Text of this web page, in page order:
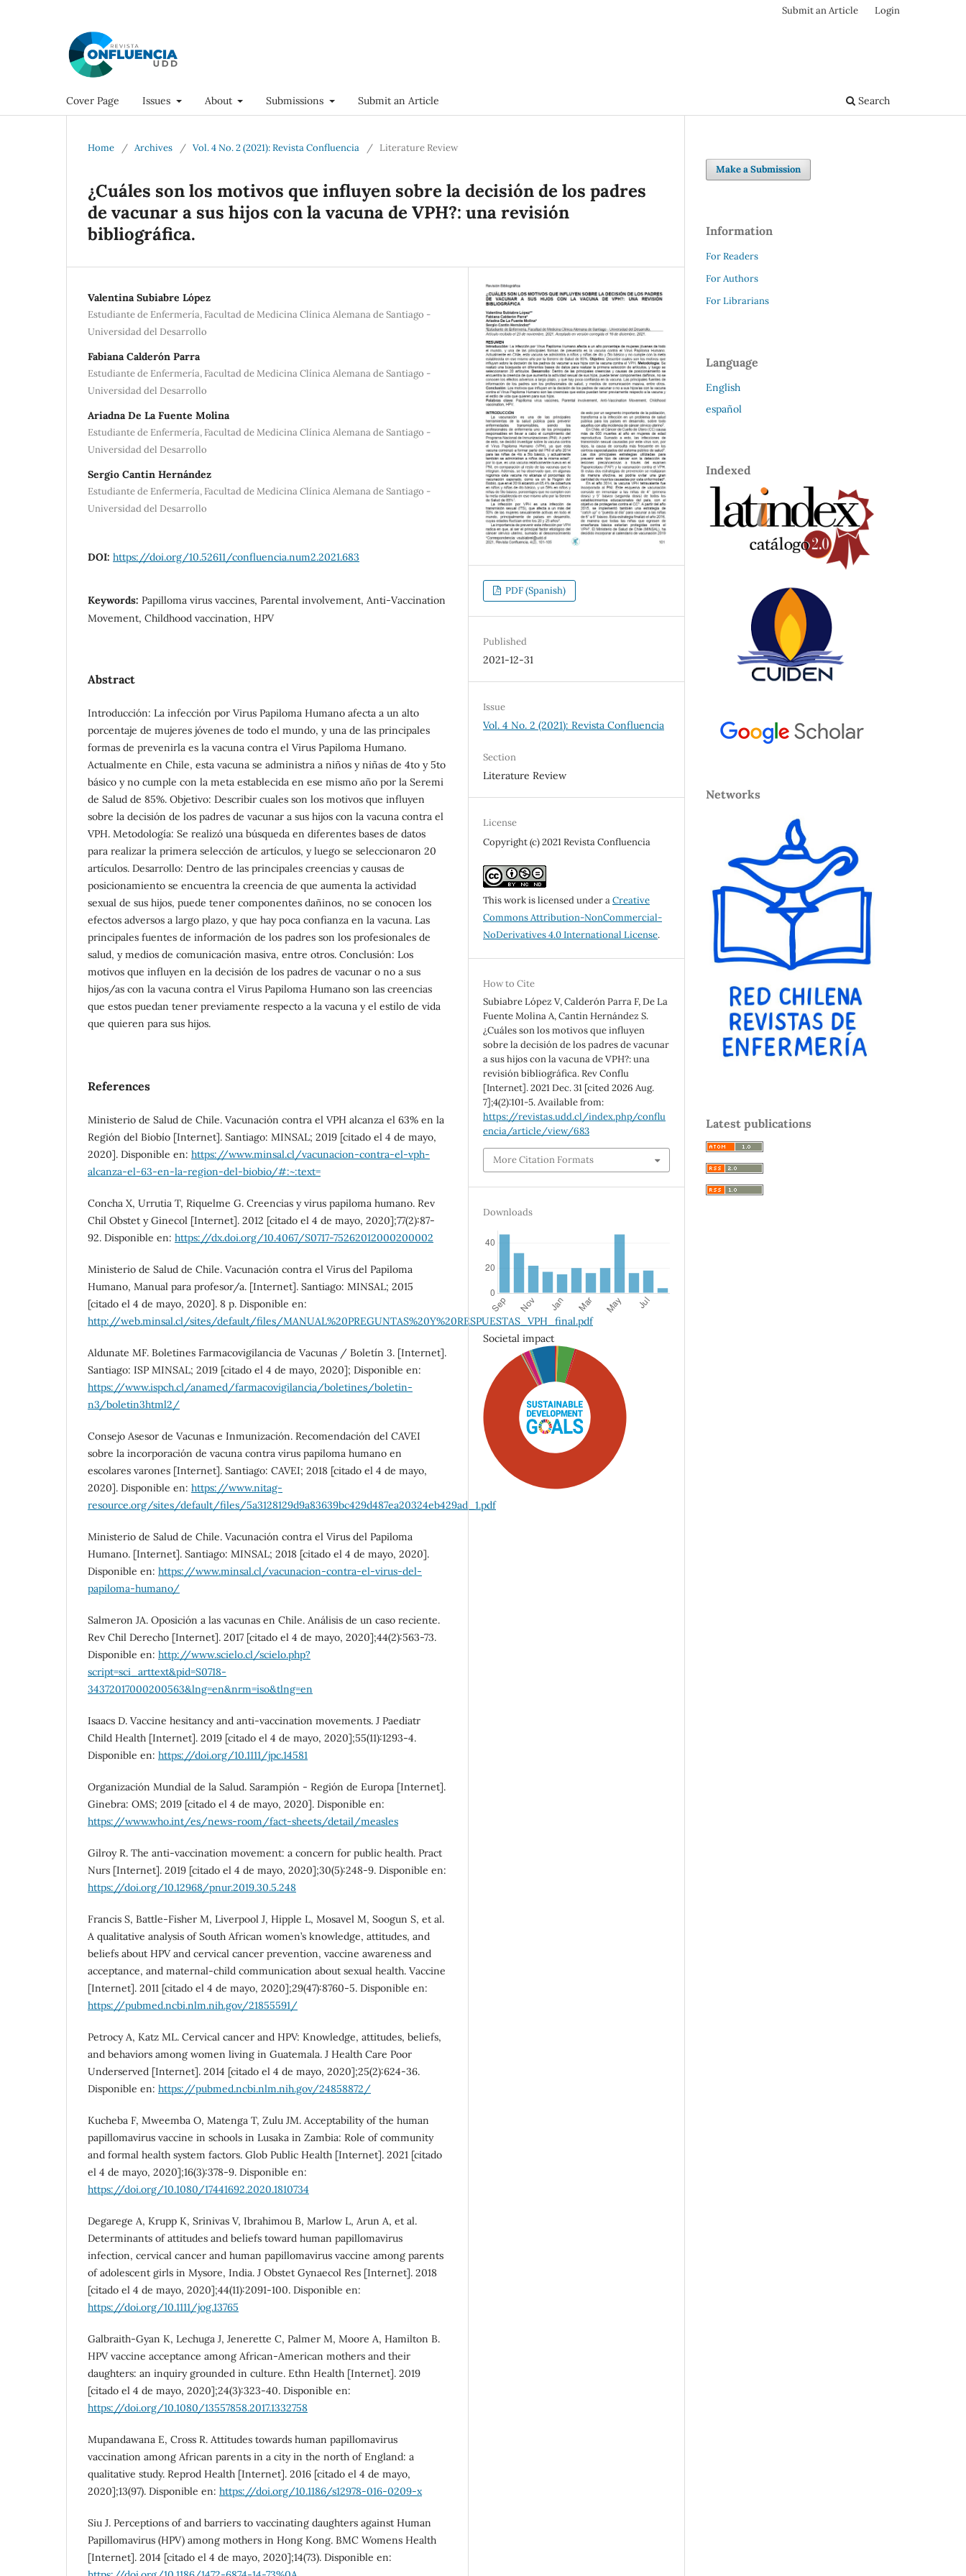
Cover Page Issues About Submissions Submit an Article Search
Submit an Article Login
Home / Archives / Vol. 4 No. 2 (2021): Revista Confluencia / Literature Review
¿Cuáles son los motivos que influyen sobre la decisión de los padres
de vacunar a sus hijos con la vacuna de VPH?: una revisión
bibliográfica.
Valentina Subiabre López
Estudiante de Enfermería, Facultad de Medicina Clínica Alemana de Santiago -
Universidad del Desarrollo
Fabiana Calderón Parra
Estudiante de Enfermería, Facultad de Medicina Clínica Alemana de Santiago -
Universidad del Desarrollo
Ariadna De La Fuente Molina
Estudiante de Enfermería, Facultad de Medicina Clínica Alemana de Santiago -
Universidad del Desarrollo
Sergio Cantin Hernández
Estudiante de Enfermería, Facultad de Medicina Clínica Alemana de Santiago -
Universidad del Desarrollo
DOI: https://doi.org/10.52611/confluencia.num2.2021.683
Keywords: Papilloma virus vaccines, Parental involvement, Anti-Vaccination
Movement, Childhood vaccination, HPV
Abstract
Introducción: La infección por Virus Papiloma Humano afecta a un alto
porcentaje de mujeres jóvenes de todo el mundo, y una de las principales
formas de prevenirla es la vacuna contra el Virus Papiloma Humano.
Actualmente en Chile, esta vacuna se administra a niños y niñas de 4to y 5to
básico y no cumple con la meta establecida en ese mismo año por la Seremi
de Salud de 85%. Objetivo: Describir cuales son los motivos que influyen
sobre la decisión de los padres de vacunar a sus hijos con la vacuna contra el
VPH. Metodología: Se realizó una búsqueda en diferentes bases de datos
para realizar la primera selección de artículos, y luego se seleccionaron 20
artículos. Desarrollo: Dentro de las principales creencias y causas de
posicionamiento se encuentra la creencia de que aumenta la actividad
sexual de sus hijos, puede tener componentes dañinos, no se conocen los
efectos adversos a largo plazo, y que hay poca confianza en la vacuna. Las
principales fuentes de información de los padres son los profesionales de
salud, y medios de comunicación masiva, entre otros. Conclusión: Los
motivos que influyen en la decisión de los padres de vacunar o no a sus
hijos/as con la vacuna contra el Virus Papiloma Humano son las creencias
que estos puedan tener previamente respecto a la vacuna y el estilo de vida
que quieren para sus hijos.
References
Ministerio de Salud de Chile. Vacunación contra el VPH alcanza el 63% en la
Región del Biobío [Internet]. Santiago: MINSAL; 2019 [citado el 4 de mayo,
2020]. Disponible en: https://www.minsal.cl/vacunacion-contra-el-vph-
alcanza-el-63-en-la-region-del-biobio/#:~:text=
Concha X, Urrutia T, Riquelme G. Creencias y virus papiloma humano. Rev
Chil Obstet y Ginecol [Internet]. 2012 [citado el 4 de mayo, 2020];77(2):87-
92. Disponible en: https://dx.doi.org/10.4067/S0717-75262012000200002
Ministerio de Salud de Chile. Vacunación contra el Virus del Papiloma
Humano, Manual para profesor/a. [Internet]. Santiago: MINSAL; 2015
[citado el 4 de mayo, 2020]. 8 p. Disponible en:
http://web.minsal.cl/sites/default/files/MANUAL%20PREGUNTAS%20Y%20RESPUESTAS_VPH_final.pdf
Aldunate MF. Boletines Farmacovigilancia de Vacunas / Boletín 3. [Internet].
Santiago: ISP MINSAL; 2019 [citado el 4 de mayo, 2020]; Disponible en:
https://www.ispch.cl/anamed/farmacovigilancia/boletines/boletin-
n3/boletin3html2/
Consejo Asesor de Vacunas e Inmunización. Recomendación del CAVEI
sobre la incorporación de vacuna contra virus papiloma humano en
escolares varones [Internet]. Santiago: CAVEI; 2018 [citado el 4 de mayo,
2020]. Disponible en: https://www.nitag-
resource.org/sites/default/files/5a3128129d9a83639bc429d487ea20324eb429ad_1.pdf
Ministerio de Salud de Chile. Vacunación contra el Virus del Papiloma
Humano. [Internet]. Santiago: MINSAL; 2018 [citado el 4 de mayo, 2020].
Disponible en: https://www.minsal.cl/vacunacion-contra-el-virus-del-
papiloma-humano/
Salmeron JA. Oposición a las vacunas en Chile. Análisis de un caso reciente.
Rev Chil Derecho [Internet]. 2017 [citado el 4 de mayo, 2020];44(2):563-73.
Disponible en: http://www.scielo.cl/scielo.php?
script=sci_arttext&pid=S0718-
34372017000200563&lng=en&nrm=iso&tlng=en
Isaacs D. Vaccine hesitancy and anti-vaccination movements. J Paediatr
Child Health [Internet]. 2019 [citado el 4 de mayo, 2020];55(11):1293-4.
Disponible en: https://doi.org/10.1111/jpc.14581
Organización Mundial de la Salud. Sarampión - Región de Europa [Internet].
Ginebra: OMS; 2019 [citado el 4 de mayo, 2020]. Disponible en:
https://www.who.int/es/news-room/fact-sheets/detail/measles
Gilroy R. The anti-vaccination movement: a concern for public health. Pract
Nurs [Internet]. 2019 [citado el 4 de mayo, 2020];30(5):248-9. Disponible en:
https://doi.org/10.12968/pnur.2019.30.5.248
Francis S, Battle-Fisher M, Liverpool J, Hipple L, Mosavel M, Soogun S, et al.
A qualitative analysis of South African women’s knowledge, attitudes, and
beliefs about HPV and cervical cancer prevention, vaccine awareness and
acceptance, and maternal-child communication about sexual health. Vaccine
[Internet]. 2011 [citado el 4 de mayo, 2020];29(47):8760-5. Disponible en:
https://pubmed.ncbi.nlm.nih.gov/21855591/
Petrocy A, Katz ML. Cervical cancer and HPV: Knowledge, attitudes, beliefs,
and behaviors among women living in Guatemala. J Health Care Poor
Underserved [Internet]. 2014 [citado el 4 de mayo, 2020];25(2):624-36.
Disponible en: https://pubmed.ncbi.nlm.nih.gov/24858872/
Kucheba F, Mweemba O, Matenga T, Zulu JM. Acceptability of the human
papillomavirus vaccine in schools in Lusaka in Zambia: Role of community
and formal health system factors. Glob Public Health [Internet]. 2021 [citado
el 4 de mayo, 2020];16(3):378-9. Disponible en:
https://doi.org/10.1080/17441692.2020.1810734
Degarege A, Krupp K, Srinivas V, Ibrahimou B, Marlow L, Arun A, et al.
Determinants of attitudes and beliefs toward human papillomavirus
infection, cervical cancer and human papillomavirus vaccine among parents
of adolescent girls in Mysore, India. J Obstet Gynaecol Res [Internet]. 2018
[citado el 4 de mayo, 2020];44(11):2091-100. Disponible en:
https://doi.org/10.1111/jog.13765
Galbraith-Gyan K, Lechuga J, Jenerette C, Palmer M, Moore A, Hamilton B.
HPV vaccine acceptance among African-American mothers and their
daughters: an inquiry grounded in culture. Ethn Health [Internet]. 2019
[citado el 4 de mayo, 2020];24(3):323-40. Disponible en:
https://doi.org/10.1080/13557858.2017.1332758
Mupandawana E, Cross R. Attitudes towards human papillomavirus
vaccination among African parents in a city in the north of England: a
qualitative study. Reprod Health [Internet]. 2016 [citado el 4 de mayo,
2020];13(97). Disponible en: https://doi.org/10.1186/s12978-016-0209-x
Siu J. Perceptions of and barriers to vaccinating daughters against Human
Papillomavirus (HPV) among mothers in Hong Kong. BMC Womens Health
[Internet]. 2014 [citado el 4 de mayo, 2020];14(73). Disponible en:
PDF (Spanish)
Published
2021-12-31
Issue
Vol. 4 No. 2 (2021): Revista Confluencia
Section
Literature Review
License
Copyright (c) 2021 Revista Confluencia
This work is licensed under aCreative
Commons Attribution-NonCommercial-
NoDerivatives 4.0 International License.
How to Cite
Subiabre López V, Calderón Parra F, De La
Fuente Molina A, Cantin Hernández S.
¿Cuáles son los motivos que influyen
sobre la decisión de los padres de vacunar
a sus hijos con la vacuna de VPH?: una
revisión bibliográfica. Rev Conflu
[Internet]. 2021 Dec. 31 [cited 2026 Aug.
7];4(2):101-5. Available from:
https://revistas.udd.cl/index.php/conflu
encia/article/view/683
More Citation Formats
Downloads
Societal impact
Make a Submission
Information
For Readers
For Authors
For Librarians
Language
English
español
Indexed
Networks
Latest publications